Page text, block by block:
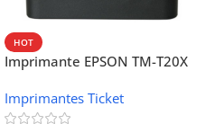
HOT
Imprimante EPSON TM-T20X
Ethernet
Imprimantes Ticket